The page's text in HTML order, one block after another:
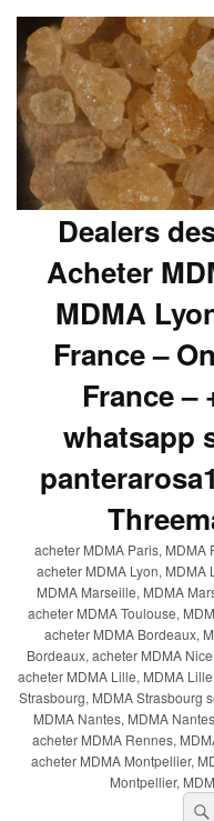
Dealers
Acheter
MDMA
France –
France –
whatsapp
acheter MDMA Paris, MDMA
acheter MDMA Lyon, MDMA
MDMA Marseille, MDMA
acheter MDMA Toulouse,
acheter MDMA Bordeaux,
Bordeaux, acheter MDMA
acheter MDMA Lille, MDMA
Strasbourg, MDMA Strasbourg
MDMA Nantes, MDMA
acheter MDMA Rennes,
acheter MDMA Montpellier,
Montpellier,